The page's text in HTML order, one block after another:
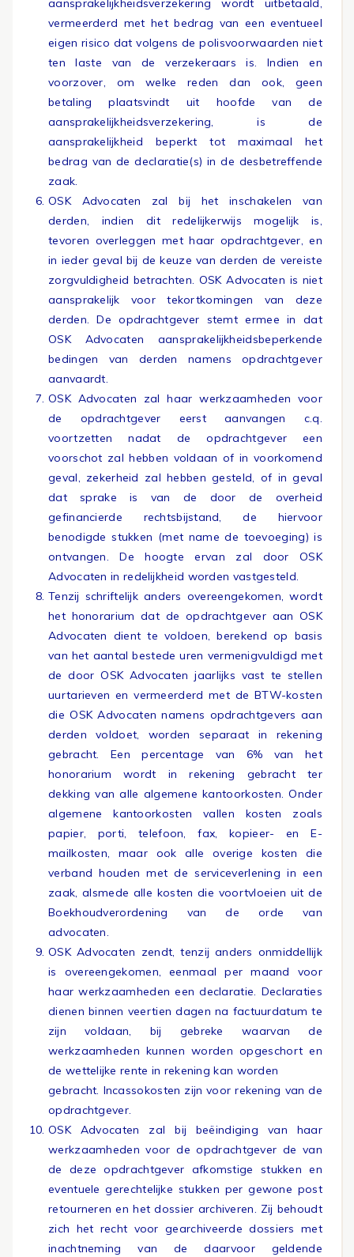
aansprakelijkheidsverzekering wordt uitbetaald,
vermeerderd met het bedrag van een eventueel
eigen risico dat volgens de polisvoorwaarden niet
ten laste van de verzekeraars is. Indien en
voorzover, om welke reden dan ook, geen
betaling plaatsvindt uit hoofde van de
aansprakelijkheidsverzekering, is de
aansprakelijkheid beperkt tot maximaal het
bedrag van de declaratie(s) in de desbetreffende
zaak.
OSK Advocaten zal bij het inschakelen van
derden, indien dit redelijkerwijs mogelijk is,
tevoren overleggen met haar opdrachtgever, en
in ieder geval bij de keuze van derden de vereiste
zorgvuldigheid betrachten. OSK Advocaten is niet
aansprakelijk voor tekortkomingen van deze
derden. De opdrachtgever stemt ermee in dat
OSK Advocaten aansprakelijkheidsbeperkende
bedingen van derden namens opdrachtgever
aanvaardt.
OSK Advocaten zal haar werkzaamheden voor
de opdrachtgever eerst aanvangen c.q.
voortzetten nadat de opdrachtgever een
voorschot zal hebben voldaan of in voorkomend
geval, zekerheid zal hebben gesteld, of in geval
dat sprake is van de door de overheid
gefinancierde rechtsbijstand, de hiervoor
benodigde stukken (met name de toevoeging) is
ontvangen. De hoogte ervan zal door OSK
Advocaten in redelijkheid worden vastgesteld.
Tenzij schriftelijk anders overeengekomen, wordt
het honorarium dat de opdrachtgever aan OSK
Advocaten dient te voldoen, berekend op basis
van het aantal bestede uren vermenigvuldigd met
de door OSK Advocaten jaarlijks vast te stellen
uurtarieven en vermeerderd met de BTW-kosten
die OSK Advocaten namens opdrachtgevers aan
derden voldoet, worden separaat in rekening
gebracht. Een percentage van 6% van het
honorarium wordt in rekening gebracht ter
dekking van alle algemene kantoorkosten. Onder
algemene kantoorkosten vallen kosten zoals
papier, porti, telefoon, fax, kopieer- en E-
mailkosten, maar ook alle overige kosten die
verband houden met de serviceverlening in een
zaak, alsmede alle kosten die voortvloeien uit de
Boekhoudverordening van de orde van
advocaten.
OSK Advocaten zendt, tenzij anders onmiddellijk
is overeengekomen, eenmaal per maand voor
haar werkzaamheden een declaratie. Declaraties
dienen binnen veertien dagen na factuurdatum te
zijn voldaan, bij gebreke waarvan de
werkzaamheden kunnen worden opgeschort en
de wettelijke rente in rekening kan worden
gebracht. Incassokosten zijn voor rekening van de
opdrachtgever.
OSK Advocaten zal bij beëindiging van haar
werkzaamheden voor de opdrachtgever de van
de deze opdrachtgever afkomstige stukken en
eventuele gerechtelijke stukken per gewone post
retourneren en het dossier archiveren. Zij behoudt
zich het recht voor gearchiveerde dossiers met
inachtneming van de daarvoor geldende